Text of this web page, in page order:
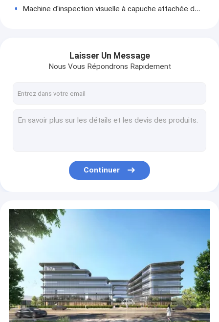
Machine d'inspection visuelle à capuche attachée de haute précision avec statistiques en ligne
PCO 1810 Système d'inspection visuelle du capuchon d'eau pour l'assurance qualité
Équipement à distance solides solubles 304 d'inspection visuelle d'essai médical de gants de PVC de KEYE matériel
Machine de tri automatique de la vision à cou court de haute précision
Machine de empaquetage automatique d'équipement d'inspection pour l'épaule 200pcs/Min de tube de pâte dentifrice
1L contenant des bouteilles en PET KVIS-B Machine d'inspection de la vision des bouteilles
machine extérieure d'équipement d'inspection de 3D HMI pour la tasse en plastique 300pcs/Min de crème glacée
Machine de empaquetage automatique d'équipement d'inspection d'ODM pour le label de bouteille de gel de douche
Équipement d'inspection visuelle de codes de code barres et de date avec la structure de bande de conveyeur
Laisser Un Message
Nous Vous Répondrons Rapidement
Continuer